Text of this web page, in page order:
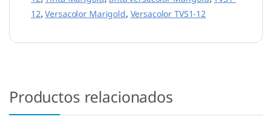
12,Versacolor Marigold, Versacolor TVS1-12
Productos relacionados